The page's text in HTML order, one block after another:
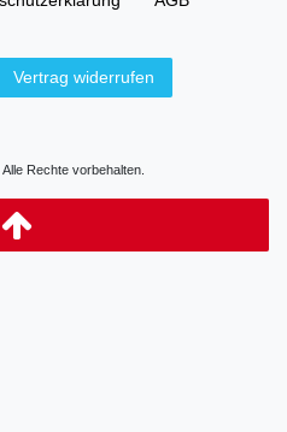
Vertrag widerrufen
Rechte vorbehalten.